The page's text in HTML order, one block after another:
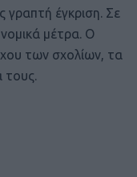
γραπτή έγκριση. Σε
μέτρα. Ο
των σχολίων, τα
τους.